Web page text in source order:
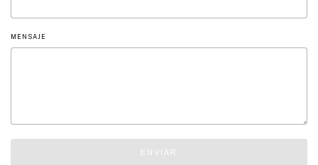
MENSAJE
ENVIAR